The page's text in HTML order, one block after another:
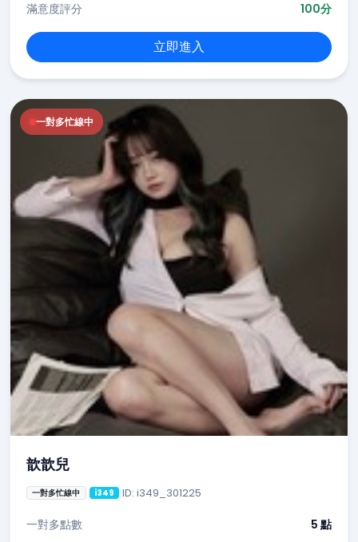
滿意度評分
100分
立即進入
一對多忙線中
歆歆兒
一對多忙線中 i349 ID: i349_301225
一對多點數
5 點